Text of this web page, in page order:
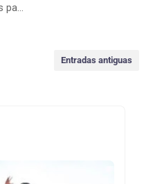
pa…
Entradas antiguas